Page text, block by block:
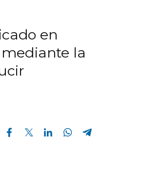
en
la
Compartir en Facebook Compartir en Twitter Compartir en Linkedin Compartir en Whatsapp